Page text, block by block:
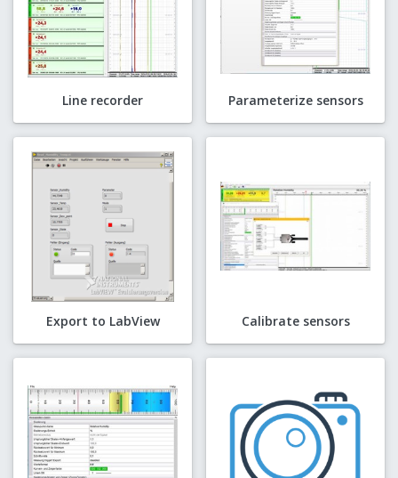
Line recorder Parameterize sensors
Export to LabView Calibrate sensors